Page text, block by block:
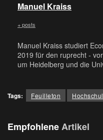
Manuel Kraiss
+ posts
Manuel Kraiss studiert
2019 für den ruprecht -
um Heidelberg und die
Tags: Feuilleton
EmpfohleneArtikel